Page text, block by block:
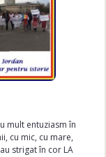
mult entuziasm în
cu mic, cu mare,
strigat în cor LA